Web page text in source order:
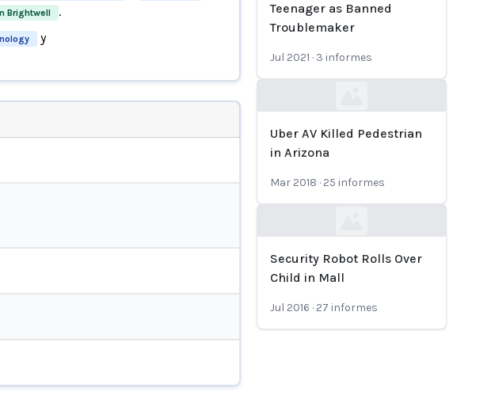
Brightwell
.
y
Teenager as Banned
Troublemaker
Jul 2021 · 3 informes
Uber AV Killed Pedestrian
in Arizona
Mar 2018 · 25 informes
Security Robot Rolls Over
Child in Mall
Jul 2016 · 27 informes